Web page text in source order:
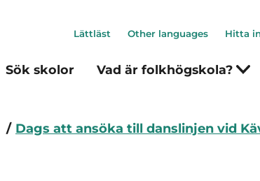
Sök skolor Vad är folkhögskola?
Lättläst Other languages Hitta
Dags att ansöka till danslinjen vid